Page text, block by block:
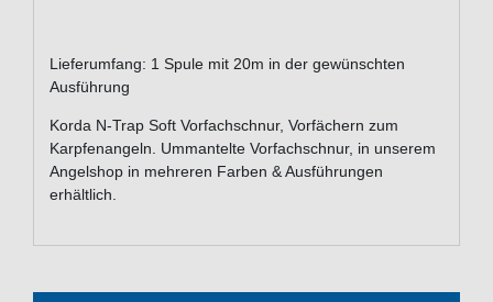
Lieferumfang: 1 Spule mit 20m in der gewünschten
Ausführung
Korda N-Trap Soft Vorfachschnur, Vorfächern zum
Karpfenangeln. Ummantelte Vorfachschnur, in unserem
Angelshop in mehreren Farben & Ausführungen
erhältlich.